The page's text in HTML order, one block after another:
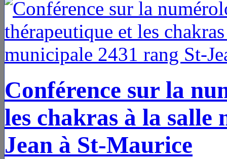
Conférence sur la
les chakras à la salle
Jean à St-Maurice